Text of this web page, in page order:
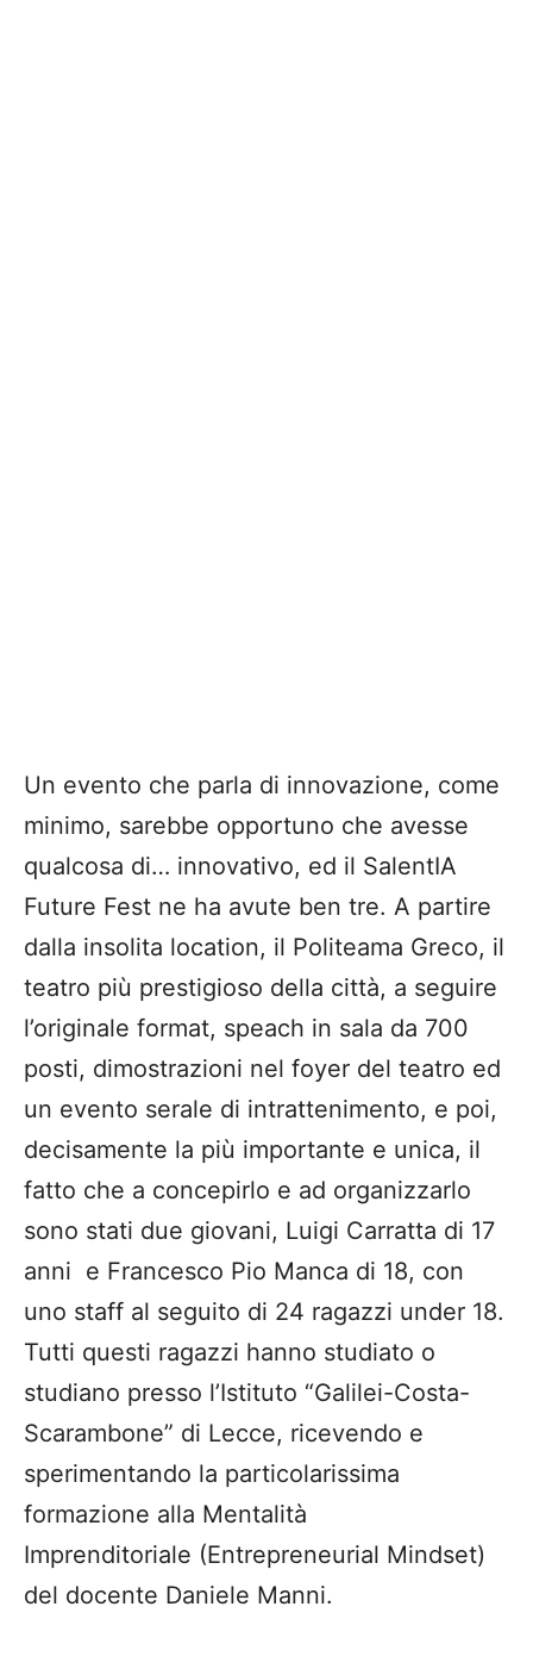
Un evento che parla di innovazione, come
minimo, sarebbe opportuno che avesse
qualcosa di… innovativo, ed il SalentIA
Future Fest ne ha avute ben tre. A partire
dalla insolita location, il Politeama Greco, il
teatro più prestigioso della città, a seguire
l’originale format, speach in sala da 700
posti, dimostrazioni nel foyer del teatro ed
un evento serale di intrattenimento, e poi,
decisamente la più importante e unica, il
fatto che a concepirlo e ad organizzarlo
sono stati due giovani, Luigi Carratta di 17
anni e Francesco Pio Manca di 18, con
uno staff al seguito di 24 ragazzi under 18.
Tutti questi ragazzi hanno studiato o
studiano presso l’Istituto “Galilei-Costa-
Scarambone” di Lecce, ricevendo e
sperimentando la particolarissima
formazione alla Mentalità
Imprenditoriale (Entrepreneurial Mindset)
del docente Daniele Manni.